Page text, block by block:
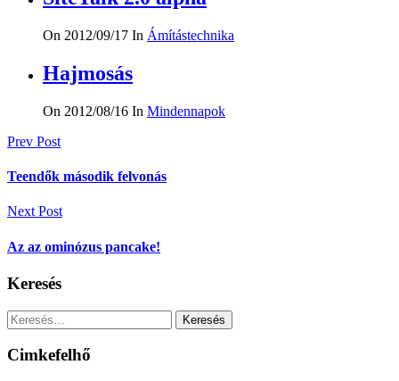
On 2012/09/17 In Ámítástechnika
Hajmosás
On 2012/08/16 In Mindennapok
Bejegyzés
navigáció
Prev Post
Teendők második felvonás
Next Post
Az az ominózus pancake!
Keresés
Keresés:
Cimkefelhő